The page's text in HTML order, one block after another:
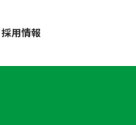
採用情報